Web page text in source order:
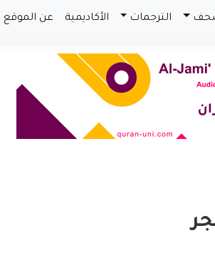
الترجمات الأكاديمية عن الموقع